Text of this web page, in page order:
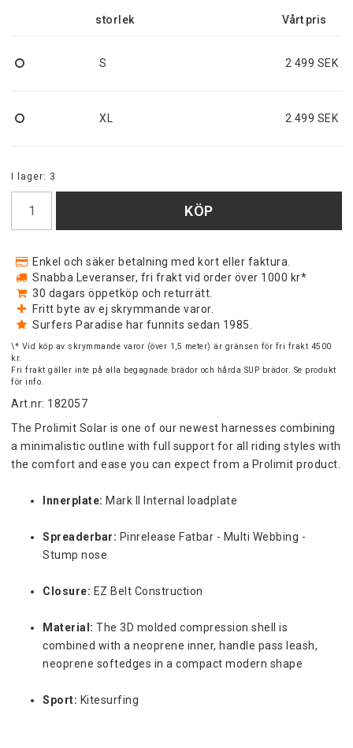
storlek
S 2 499 SEK
XL 2 499 SEK
I lager: 3
KÖP
Enkel och säker betalning med kort eller faktura.
Snabba Leveranser, fri frakt vid order över 1000 kr*
30 dagars öppetköp och returrätt.
Fritt byte av ej skrymmande varor.
Surfers Paradise har funnits sedan 1985.
\* Vid köp av skrymmande varor (över 1,5 meter) är gränsen för fri frakt 4500
kr.
Fri frakt gäller inte på alla begagnade brädor och hårda SUP brädor. Se produkt
för info.
Art.nr: 182057
The Prolimit Solar is one of our newest harnesses combining
a minimalistic outline with full support for all riding styles with
Innerplate: Mark II Internal loadplate
Spreaderbar: Pinrelease Fatbar - Multi Webbing -
Stump nose
Closure: EZ Belt Construction
Material: The 3D molded compression shell is
combined with a neoprene inner, handle pass leash,
neoprene softedges in a compact modern shape
Sport: Kitesurfing